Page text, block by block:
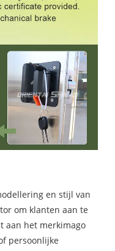
en stijl van
om klanten aan te
aan het merkimago
persoonlijke